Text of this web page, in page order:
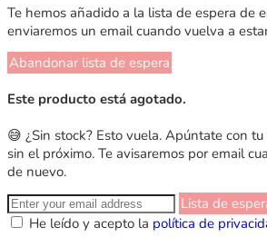
Te hemos añadido a la lista de espera de
enviaremos un email cuando vuelva a
Abandonar lista de espera
Este producto está agotado.
😅 ¿Sin stock? Esto vuela. Apúntate con
sin el próximo. Te avisaremos por email
de nuevo.
Lista de
He leído y acepto la política de